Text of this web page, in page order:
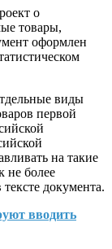
о
товары,
оформлен
виды
первой
на такие
не более
документа.
вводить